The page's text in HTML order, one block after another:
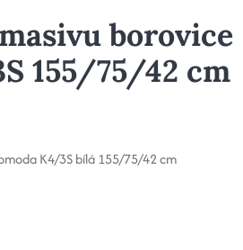
borovice
155/75/42 cm
K4/3S bílá 155/75/42 cm